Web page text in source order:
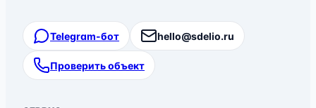
Telegram-бот hello@sdelio.ru
Проверить объект